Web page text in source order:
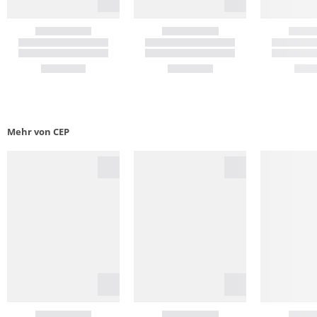
Mehr von CEP